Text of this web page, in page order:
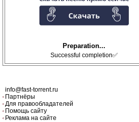
Preparation...
Successful completion✅
info@fast-torrent.ru
Партнёры
Для правообладателей
Помощь сайту
Реклама на сайте